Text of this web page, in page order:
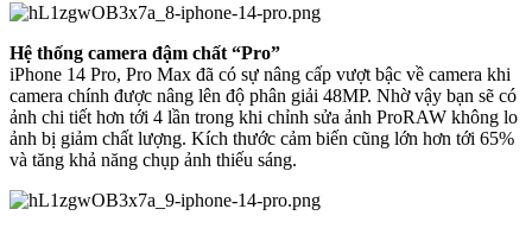
Hệ thống camera đậm chất “Pro”
iPhone 14 Pro, Pro Max đã có sự nâng cấp vượt bậc về camera khi
camera chính được nâng lên độ phân giải 48MP. Nhờ vậy bạn sẽ có
ảnh chi tiết hơn tới 4 lần trong khi chỉnh sửa ảnh ProRAW không lo
ảnh bị giảm chất lượng. Kích thước cảm biến cũng lớn hơn tới 65%
và tăng khả năng chụp ảnh thiếu sáng.